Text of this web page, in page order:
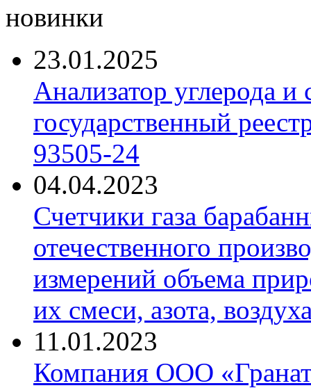
новинки
23.01.2025
Анализатор углерода
государственный
93505-24
04.04.2023
Счетчики газа
отечественного
измерений объема
их смеси, азота,
11.01.2023
Компания ООО